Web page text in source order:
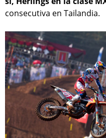
consecutiva en Tailandia.